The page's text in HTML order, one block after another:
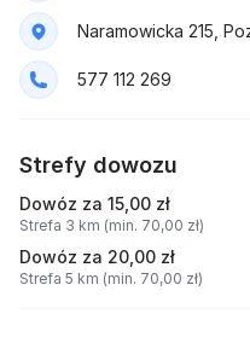
Naramowicka 215,
577 112 269
Strefy dowozu
Dowóz za 15,00 zł
Strefa 3 km (min. 70,00 zł)
Dowóz za 20,00 zł
Strefa 5 km (min. 70,00 zł)